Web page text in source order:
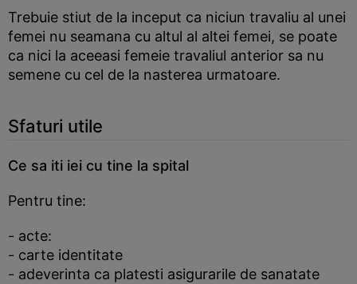
Trebuie stiut de la inceput ca niciun travaliu al unei
femei nu seamana cu altul al altei femei, se poate
ca nici la aceeasi femeie travaliul anterior sa nu
semene cu cel de la nasterea urmatoare.
Sfaturi utile
Ce sa iti iei cu tine la spital
Pentru tine:
- acte:
- carte identitate
- adeverinta ca platesti asigurarile de sanatate